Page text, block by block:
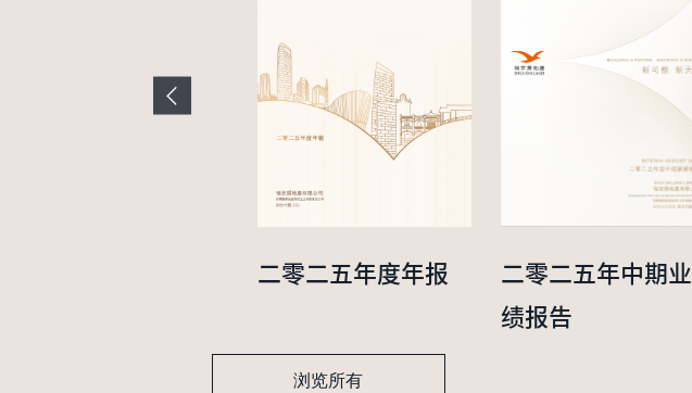
二零二五年度年报
二零二五年中期业
绩报告
浏览所有